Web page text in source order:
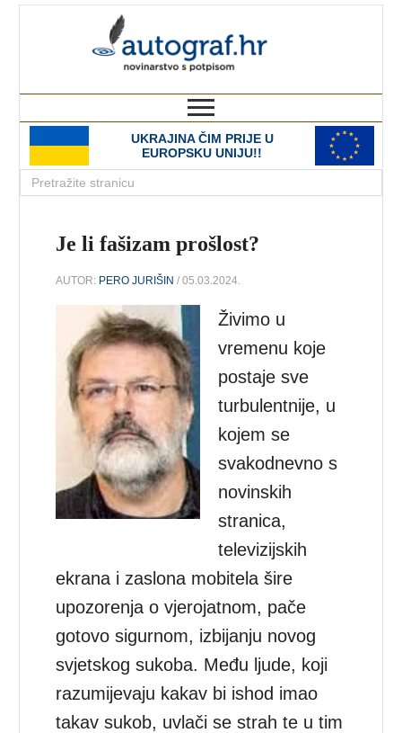
UKRAJINA ČIM PRIJE U
EUROPSKU UNIJU!!
Je li fašizam prošlost?
AUTOR: PERO JURIŠIN / 05.03.2024.
Živimo u
vremenu koje
postaje sve
turbulentnije, u
kojem se
svakodnevno s
novinskih
stranica,
televizijskih
ekrana i zaslona mobitela šire
upozorenja o vjerojatnom, pače
gotovo sigurnom, izbijanju novog
svjetskog sukoba. Među ljude, koji
razumijevaju kakav bi ishod imao
takav sukob, uvlači se strah te u tim